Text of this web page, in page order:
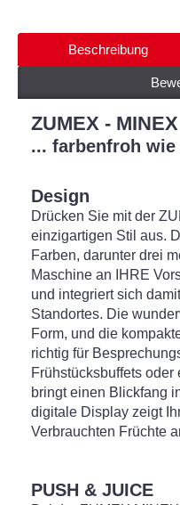
Beschreibung
ZUMEX - MINEX
... farbenfroh wie
Design
Drücken Sie mit der
einzigartigen Stil aus.
Farben, darunter drei
Maschine an IHRE
und integriert sich
Standortes. Die
Form, und die
richtig für
Frühstücksbuffets oder
bringt einen Blickfang
digitale Display zeigt
Verbrauchten Früchte
PUSH & JUICE